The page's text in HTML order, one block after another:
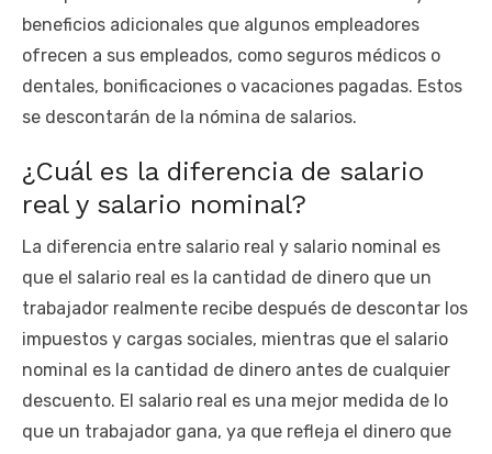
beneficios adicionales que algunos empleadores
ofrecen a sus empleados, como seguros médicos o
dentales, bonificaciones o vacaciones pagadas. Estos
se descontarán de la nómina de salarios.
¿Cuál es la diferencia de salario
real y salario nominal?
La diferencia entre salario real y salario nominal es
que el salario real es la cantidad de dinero que un
trabajador realmente recibe después de descontar los
impuestos y cargas sociales, mientras que el salario
nominal es la cantidad de dinero antes de cualquier
descuento. El salario real es una mejor medida de lo
que un trabajador gana, ya que refleja el dinero que